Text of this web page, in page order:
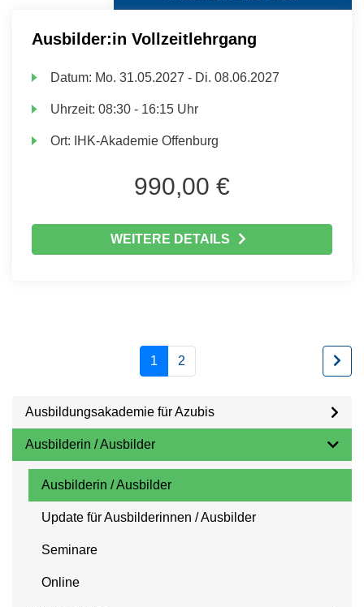
Ausbilder:in Vollzeitlehrgang
Datum: Mo. 31.05.2027 - Di. 08.06.2027
Uhrzeit:08:30 - 16:15 Uhr
Ort: IHK-Akademie Offenburg
990,00 €
WEITERE DETAILS
1 2
Ausbildungsakademie für Azubis
Ausbilderin / Ausbilder
Ausbilderin / Ausbilder
Update für Ausbilderinnen / Ausbilder
Seminare
Online